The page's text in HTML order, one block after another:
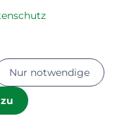
vorbehalten
zum Datenschutz
Nur notwendige